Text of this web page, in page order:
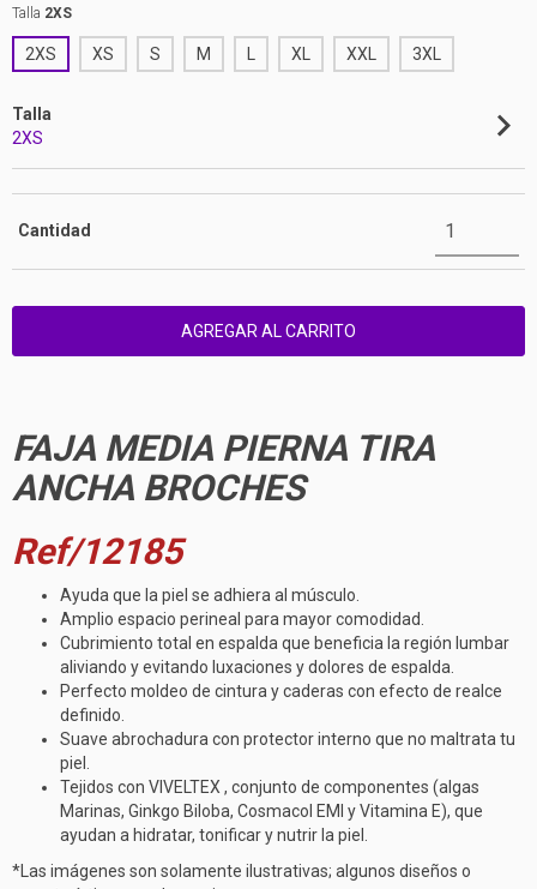
Talla 2XS
2XS XS S M XL XXL 3XL
Talla
2XS
Cantidad
FAJA MEDIA PIERNA TIRA
ANCHA BROCHES
Ref/12185
Ayuda que la piel se adhiera al músculo.
Amplio espacio perineal para mayor comodidad.
Cubrimiento total en espalda que beneficia la región lumbar
aliviando y evitando luxaciones y dolores de espalda.
Perfecto moldeo de cintura y caderas con efecto de realce
definido.
Suave abrochadura con protector interno que no maltrata tu
piel.
Tejidos con VIVELTEX , conjunto de componentes (algas
Marinas, Ginkgo Biloba, Cosmacol EMI y Vitamina E), que
ayudan a hidratar, tonificar y nutrir la piel.
*Las imágenes son solamente ilustrativas; algunos diseños o